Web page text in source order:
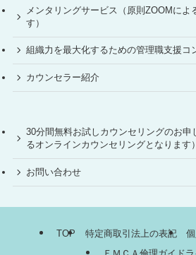
メンタリングサービス（原則ZOOMによ
す）
組織力を最大化するための管理職支援コ
カウンセラー紹介
30分間無料お試しカウンセリングのお申
るオンラインカウンセリングとなります）
お問い合わせ
TOP 特定商取引法上の表記